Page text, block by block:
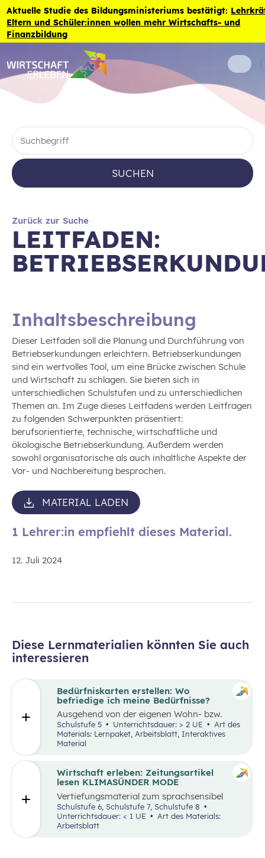
Zum Inhalt der Seite springen
Aktuelle Studie des Bildungsministeriums bestätigt:
Eltern und Schüler:innen wollen mehr Wirtschafts- und
Finanzbildung
SUCHEN
Zurück zur Suche
LEITFADEN:
Inhaltsbeschreibung
Dieser Leitfaden soll die Planung und Durchführung von
Betriebserkundungen erleichtern. Betriebserkundungen
sind ein wertvolles Tool, um eine Brücke zwischen Schule
und Wirtschaft zu schlagen. Sie bieten sich in
unterschiedlichen Schulstufen und zu unterschiedlichen
Themen an. Im Zuge dieses Leitfadens werden Leitfragen
zu folgenden Schwerpunkten präsentiert:
berufsorientierte, technische, wirtschaftliche und
ökologische Betriebserkundung. Außerdem werden
sowohl organisatorische als auch inhaltliche Aspekte der
Vor- und Nachbereitung besprochen.
MATERIAL LADEN
1 Lehrer:in empfiehlt dieses Material.
12. Juli 2024
Diese Lernmaterialien könnten Sie auch
interessieren
Wirtschaft erleben: Zeitungsartikel
lesen KLIMASÜNDER MODE
Vertiefungsmaterial zum sprachsensibel
aufbereiteten Zeitungsartikel “Klimasünder
Mode”.
Schulstufe 6, Schulstufe 7, Schulstufe 8
Unterrichtsdauer: < 1 UE
Arbeitsblatt
Bedürfniskarten erstellen: Wo
befriedige ich meine Bedürfnisse?
Ausgehend von der eigenen Wohn- bzw.
Schulortgemeinde sollen die Schüler:innen
ihre Umgebung analysieren und eine eigene
Bedürfniskarte (mit Scribble Maps) erstellen
befriedige ich meine Bedürfnisse?“ Der Fokus
liegt hierbei vor allem auf der
Schulstufe 5 Unterrichtsdauer: > 2 UE
Materials: Lernpaket, Arbeitsblatt, Interaktives
Material